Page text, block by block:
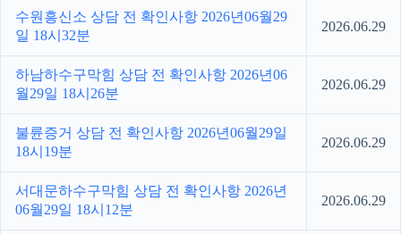
수원흥신소 상담 전 확인사항 2026년06월29
일 18시32분
2026.06.29
하남하수구막힘 상담 전 확인사항 2026년06
월29일 18시26분
2026.06.29
불륜증거 상담 전 확인사항 2026년06월29일
18시19분
2026.06.29
서대문하수구막힘 상담 전 확인사항 2026년
06월29일 18시12분
2026.06.29